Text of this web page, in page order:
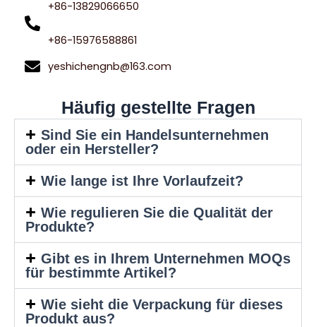
+86-13829066650
+86-15976588861
yeshichengnb@163.com
Häufig gestellte Fragen
Sind Sie ein Handelsunternehmen
oder ein Hersteller?
Wie lange ist Ihre Vorlaufzeit?
Wie regulieren Sie die Qualität der
Produkte?
Gibt es in Ihrem Unternehmen MOQs
für bestimmte Artikel?
Wie sieht die Verpackung für dieses
Produkt aus?